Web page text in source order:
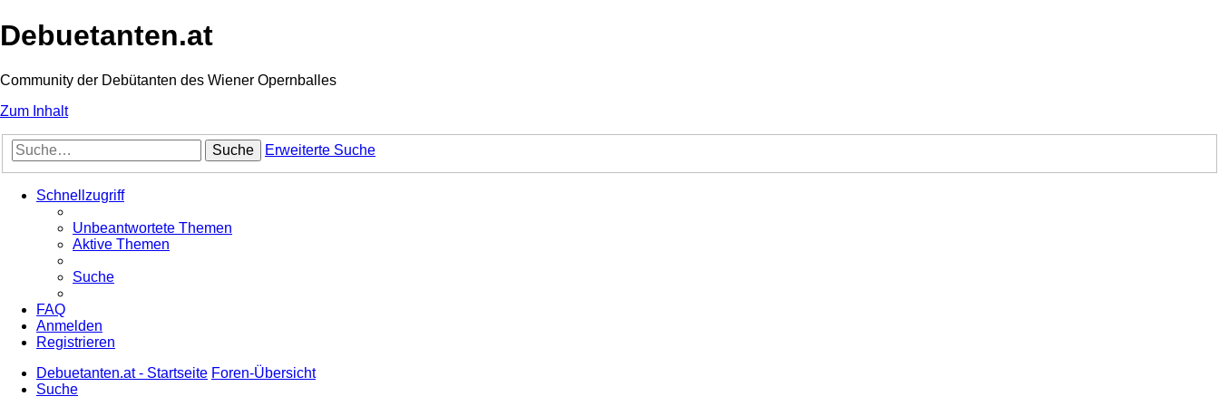
Debuetanten.at
Community der Debütanten des Wiener Opernballes
Zum Inhalt
Suche Erweiterte Suche
Schnellzugriff
Unbeantwortete Themen
Aktive Themen
Suche
FAQ
Anmelden
Registrieren
Debuetanten.at - Startseite Foren-Übersicht
Suche